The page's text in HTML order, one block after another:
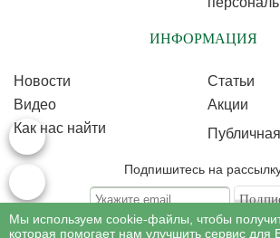
ИНФОРМАЦИЯ
Новости
Статьи
Видео
Акции
Как нас найти
Подпишитесь на
Подписываясь на рассылку, Вы соглашаетесь c
Мы используем cookie-файлы, чтобы
которая помогает нам улучшить сервис для